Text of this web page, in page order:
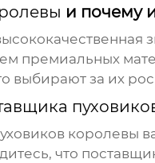
и почему
премиальных
выбирают за их
королевы
что